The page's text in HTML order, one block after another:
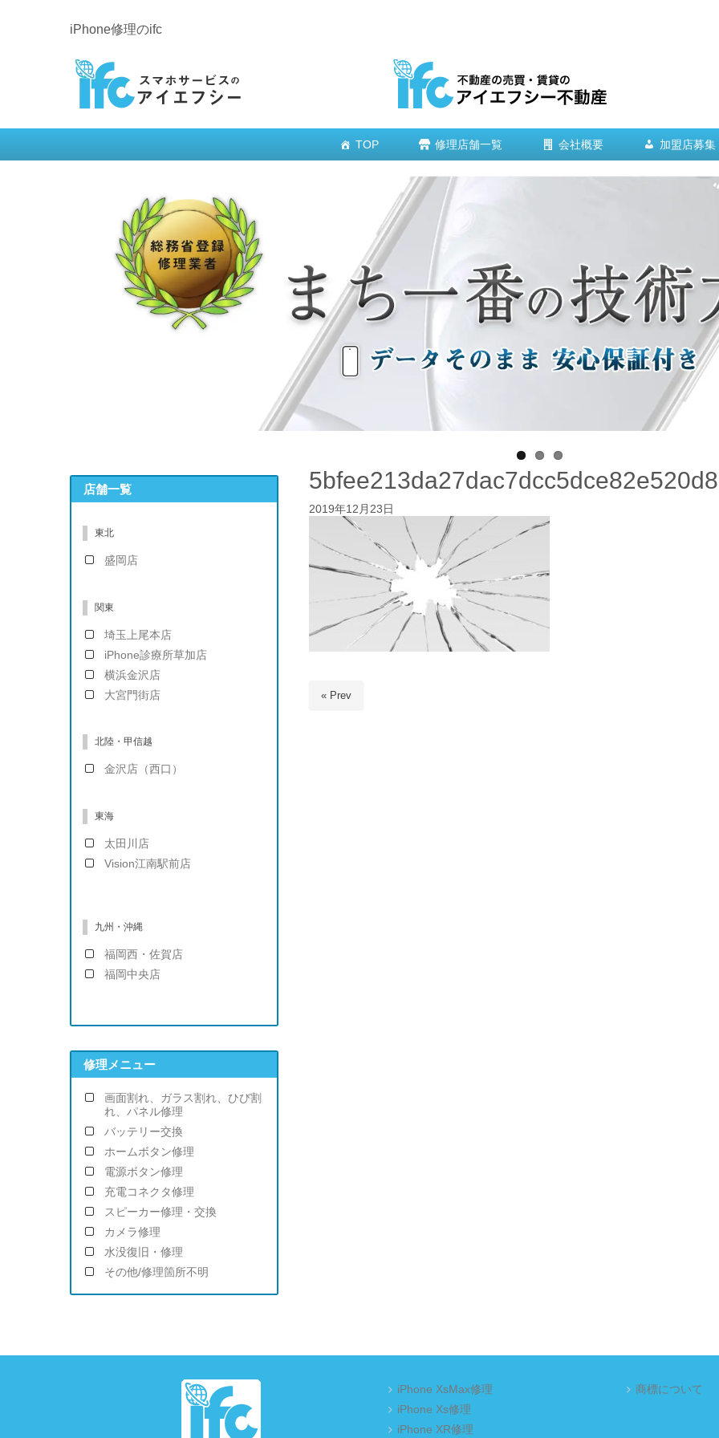
iPhone修理のifc
TOP 修理店舗一覧 会社概要 加盟店募集
2019年12月23日
« Prev
店舗一覧
東北
盛岡店
関東
埼玉上尾本店
iPhone診療所草加店
横浜金沢店
大宮門街店
北陸・甲信越
金沢店（西口）
東海
太田川店
Vision江南駅前店
九州・沖縄
福岡西・佐賀店
福岡中央店
修理メニュー
画面割れ、ガラス割れ、ひび割
れ、パネル修理
バッテリー交換
ホームボタン修理
電源ボタン修理
充電コネクタ修理
スピーカー修理・交換
カメラ修理
水没復旧・修理
その他/修理箇所不明
iPhone XsMax修理
iPhone Xs修理
iPhone XR修理
商標について